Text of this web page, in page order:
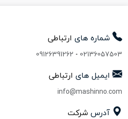
شماره های ارتباطی
02136057503
-
09126391262
ایمیل های ارتباطی
info@mashinno.com
آدرس شرکت